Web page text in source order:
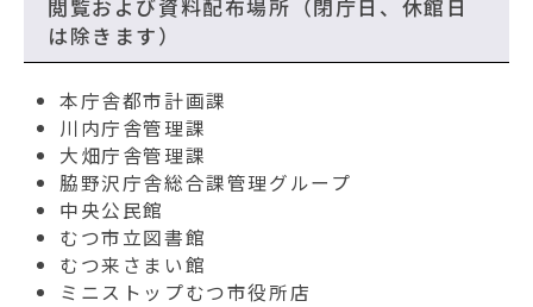
閲覧および資料配布場所（閉庁日、休館日
は除きます）
本庁舎都市計画課
川内庁舎管理課
大畑庁舎管理課
脇野沢庁舎総合課管理グループ
中央公民館
むつ市立図書館
むつ来さまい館
ミニストップむつ市役所店